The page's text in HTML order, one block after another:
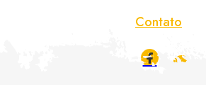
Contato